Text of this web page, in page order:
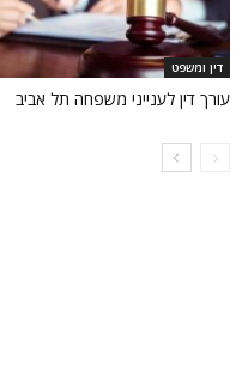
דין ומשפט
עורך דין לענייני משפחה תל אביב